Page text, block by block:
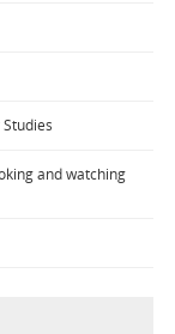
and watching